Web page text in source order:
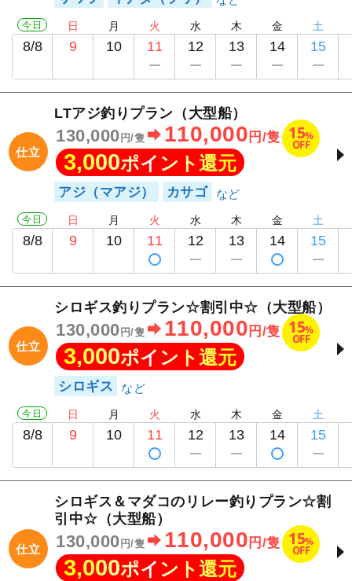
今日
8/8
日
9
月
10
火
11
水
12
木
13
金
14
土
15
仕立
LTアジ釣りプラン（大型船）
130,000円/隻 110,000 円/隻 15%
OFF
3,000ポイント還元
アジ（マアジ） カサゴ
今日
8/8
日
9
月
10
火
11
水
12
木
13
金
14
土
15
仕立
シロギス釣りプラン☆割引中☆（大型船）
130,000円/隻 110,000 円/隻 15%
OFF
3,000ポイント還元
シロギス
今日
8/8
日
9
月
10
火
11
水
12
木
13
金
14
土
15
仕立
シロギス＆マダコのリレー釣りプラン☆割
引中☆（大型船）
130,000 円/隻 110,000 円/隻 15%
OFF
3,000ポイント還元
1/20